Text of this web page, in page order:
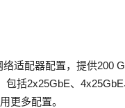
适配器配置，提供200
包括2x25GbE、
更多配置。